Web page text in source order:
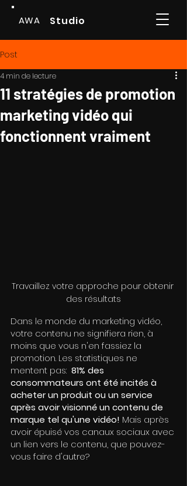
AWA Studio
Post
11 stratégies de promotion
marketing vidéo qui
fonctionnent vraiment
4 min de lecture
Travaillez votre approche pour obtenir
des résultats
Dans le monde du marketing vidéo,
votre contenu ne signifiera rien, à
moins que vous n'en fassiez la
promotion. Les statistiques ne
mentent pas: 81% des
consommateurs ont été incités à
acheter un produit ou un service
après avoir visionné un contenu de
marque tel qu'une vidéo! Mais après
avoir épuisé vos canaux sociaux avec
un lien vers le contenu, que pouvez-
vous faire d'autre?